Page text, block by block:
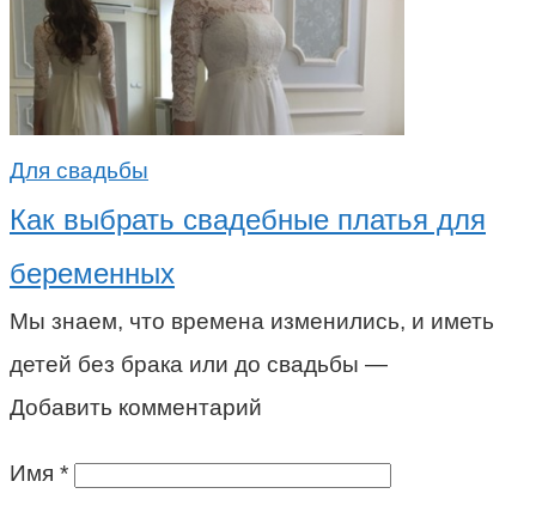
Для свадьбы
Как выбрать свадебные платья для
беременных
Мы знаем, что времена изменились, и иметь
детей без брака или до свадьбы —
Добавить комментарий
Имя *